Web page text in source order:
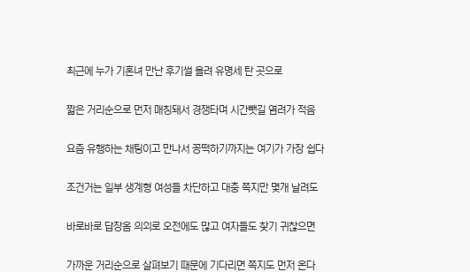
최근에 누가 기혼녀 만난 후기썰 올려 유명세 탄 곳으로
짧은 거리순으로 먼저 매칭돼서 경쟁타며 시간뺏길 염려가 적음
요즘 유행하는 채팅이고 만나서 꽁떡하기까지는 여기가 가장 쉽다
조건거는 일부 생계형 여성들 차단하고 대충 쪽지만 몇개 날려도
바로바로 답장옴 의외로 오전에도 많고 여자들도 찾기 귀찮으면
가까운 거리순으로 살펴보기 때문에 기다리면 쪽지도 먼저 온다